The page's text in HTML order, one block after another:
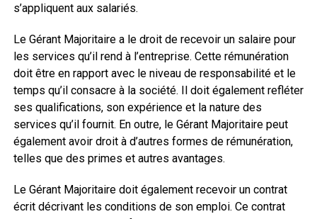
s’appliquent aux salariés.
Le Gérant Majoritaire a le droit de recevoir un salaire pour
les services qu’il rend à l’entreprise. Cette rémunération
doit être en rapport avec le niveau de responsabilité et le
temps qu’il consacre à la société. Il doit également refléter
ses qualifications, son expérience et la nature des
services qu’il fournit. En outre, le Gérant Majoritaire peut
également avoir droit à d’autres formes de rémunération,
telles que des primes et autres avantages.
Le Gérant Majoritaire doit également recevoir un contrat
écrit décrivant les conditions de son emploi. Ce contrat